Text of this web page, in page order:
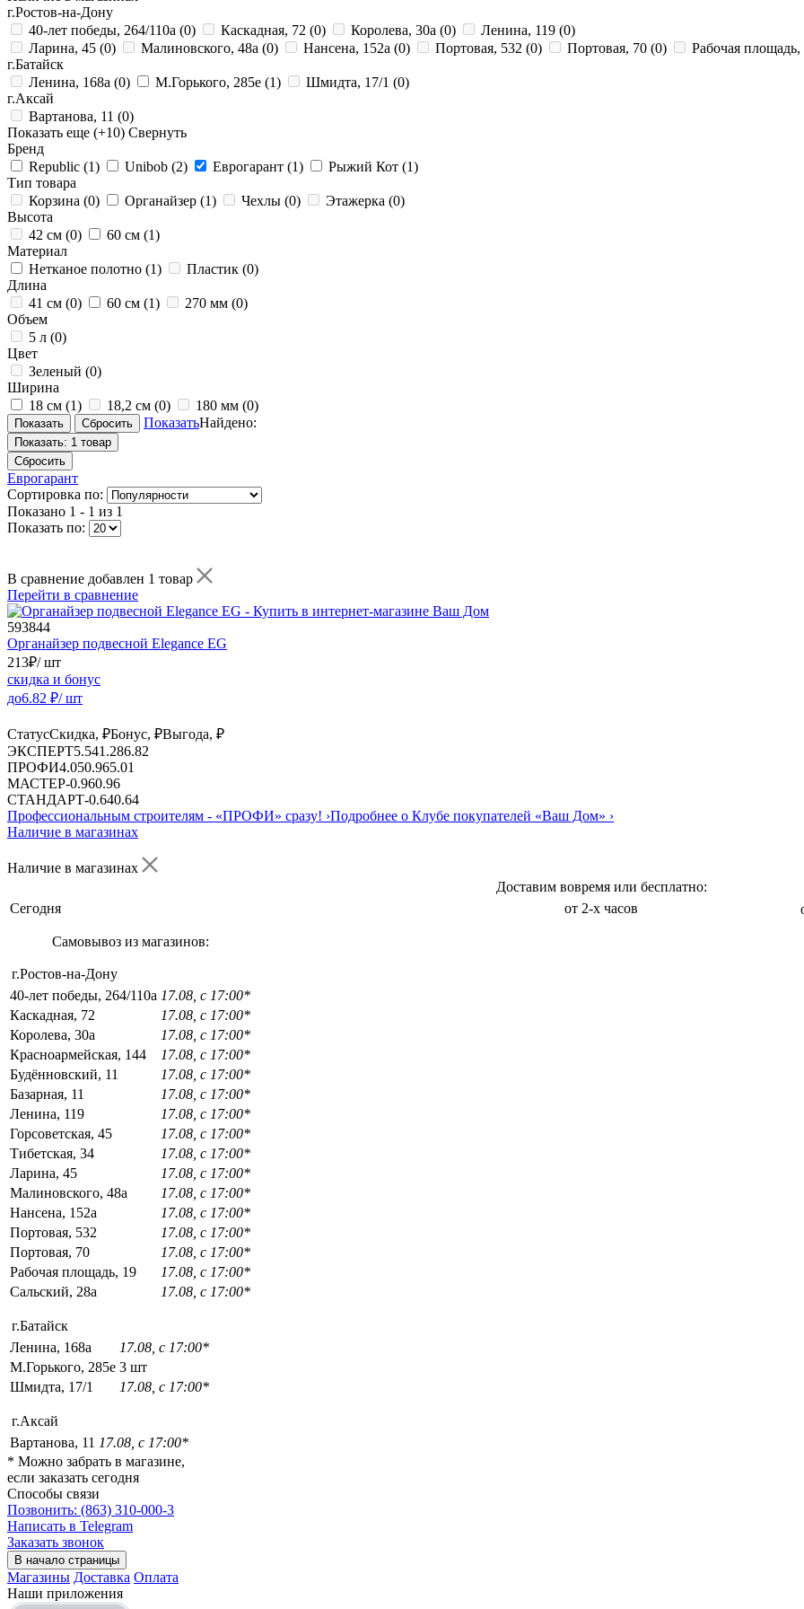
г.Ростов-на-Дону
40-лет победы, 264/110а (0) Каскадная, 72 (0) Королева, 30а (0) Ленина, 119 (0)
Ларина, 45 (0) Малиновского, 48а (0) Нансена, 152а (0) Портовая, 532 (0) Портовая, 70 (0) Рабочая площадь,
г.Батайск
Ленина, 168а (0) М.Горького, 285е (1) Шмидта, 17/1 (0)
г.Аксай
Вартанова, 11 (0)
Показать еще (+10) Свернуть
Бренд
Republic (1) Unibob (2) Еврогарант (1) Рыжий Кот (1)
Тип товара
Корзина (0) Органайзер (1) Чехлы (0) Этажерка (0)
Высота
42 см (0) 60 см (1)
Материал
Нетканое полотно (1) Пластик (0)
Длина
41 см (0) 60 см (1) 270 мм (0)
Объем
5 л (0)
Цвет
Зеленый (0)
Ширина
18 см (1) 18,2 см (0) 180 мм (0)
ПоказатьНайдено:
Показать: 1 товар
Сбросить
Еврогарант
Сортировка по:
Показано 1 - 1 из 1
Показать по:
В сравнение добавлен 1 товар
Перейти в сравнение
593844
Органайзер подвесной Elegance EG
213₽/ шт
скидка и бонус
до6.82 ₽/ шт
СтатусСкидка, ₽Бонус, ₽Выгода, ₽
ЭКСПЕРТ5.541.286.82
ПРОФИ4.050.965.01
МАСТЕР-0.960.96
СТАНДАРТ-0.640.64
Профессиональным строителям - «ПРОФИ» сразу! ›Подробнее о Клубе покупателей «Ваш Дом» ›
Наличие в магазинах
Наличие в магазинах
Доставим вовремя или бесплатно:
Сегодня
от 2-х часов
Самовывоз из магазинов:
г.Ростов-на-Дону
40-лет победы, 264/110а 17.08, с 17:00*
Каскадная, 72
17.08, с 17:00*
Королева, 30а
17.08, с 17:00*
Красноармейская, 144
17.08, с 17:00*
Будённовский, 11
17.08, с 17:00*
Базарная, 11
17.08, с 17:00*
Ленина, 119
17.08, с 17:00*
Горсоветская, 45
17.08, с 17:00*
Тибетская, 34
17.08, с 17:00*
Ларина, 45
17.08, с 17:00*
Малиновского, 48а
17.08, с 17:00*
Нансена, 152а
17.08, с 17:00*
Портовая, 532
17.08, с 17:00*
Портовая, 70
17.08, с 17:00*
Рабочая площадь, 19
17.08, с 17:00*
Сальский, 28a
17.08, с 17:00*
г.Батайск
Ленина, 168а
17.08, с 17:00*
М.Горького, 285е 3 шт
Шмидта, 17/1
17.08, с 17:00*
г.Аксай
Вартанова, 11 17.08, с 17:00*
* Можно забрать в магазине,
если заказать сегодня
Способы связи
Позвонить: (863) 310-000-3
Написать в Telegram
Заказать звонок
В начало страницы
Магазины Доставка Оплата
Наши приложения